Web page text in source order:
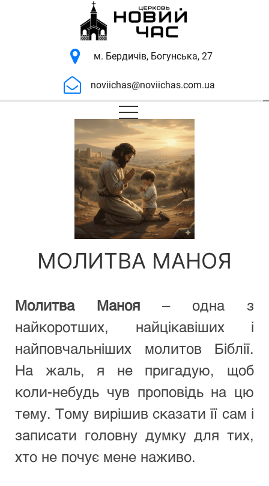
м. Бердичів, Богунська, 27
noviichas@noviichas.com.ua
МОЛИТВА МАНОЯ
Молитва Маноя – одна з
найкоротших, найцікавіших і
найповчальніших молитов Біблії.
На жаль, я не пригадую, щоб
коли-небудь чув проповідь на цю
тему. Тому вирішив сказати її сам і
записати головну думку для тих,
хто не почує мене наживо.